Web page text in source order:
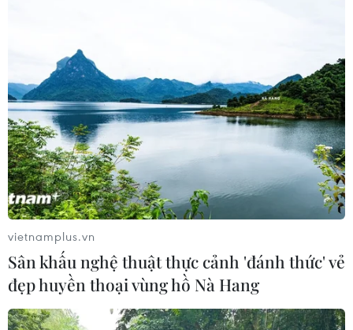
vietnamplus.vn
Sân khấu nghệ thuật thực cảnh 'đánh thức' vẻ
đẹp huyền thoại vùng hồ Nà Hang